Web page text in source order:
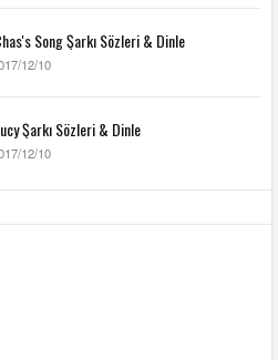
Song Şarkı Sözleri & Dinle
12/10
Şarkı Sözleri & Dinle
12/10